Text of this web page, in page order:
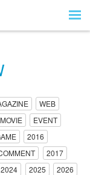
WEB
MOVIE
EVENT
2016
2017
2024 2025 2026